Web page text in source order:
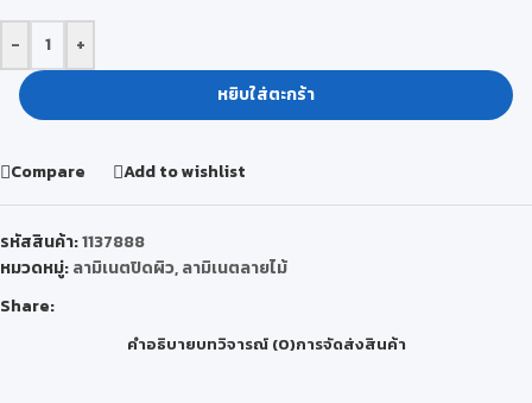
-
+
หยิบใส่ตะกร้า
Compare Add to wishlist
รหัสสินค้า:1137888
หมวดหมู่:ลามิเนตปิดผิว,ลามิเนตลายไม้
Share:
คำอธิบายบทวิจารณ์ (0)การจัดส่งสินค้า